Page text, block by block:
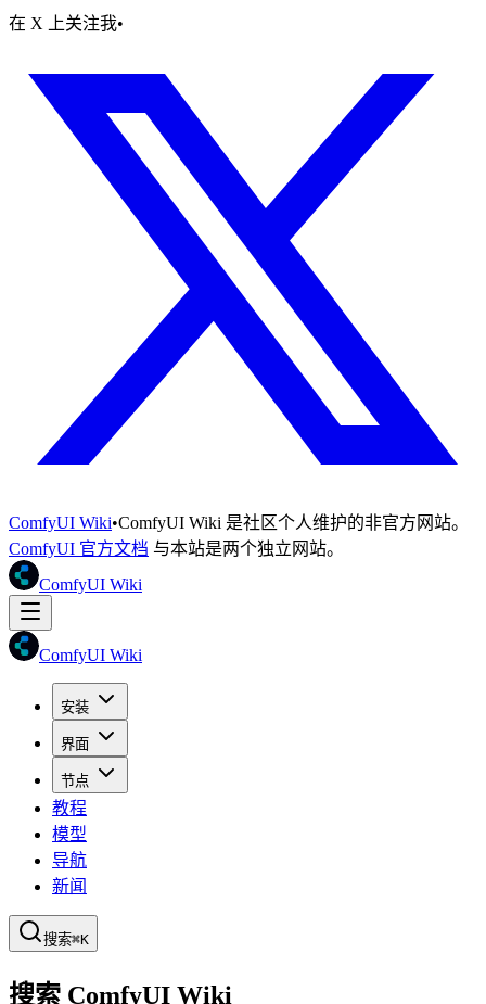
在 X 上关注我•
ComfyUI Wiki•ComfyUI Wiki 是社区个人维护的非官方网站。
ComfyUI 官方文档 与本站是两个独立网站。
ComfyUI Wiki
ComfyUI Wiki
安装
界面
节点
教程
模型
导航
新闻
搜索⌘K
搜索 ComfyUI Wiki